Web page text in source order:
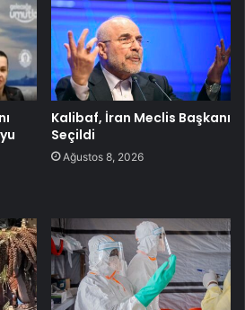
Kalibaf, İran Meclis Başkanı
Seçildi
Ağustos 8, 2026